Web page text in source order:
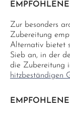
Zur besonders
Zubereitung
Alternativ bietet
Sieb an, in der
die Zubereitung
hitzbeständigen